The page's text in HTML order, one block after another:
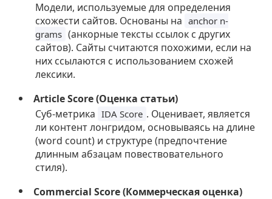
Модели, используемые для определения
схожести сайтов. Основаны на anchor n-
grams (анкорные тексты ссылок с других
сайтов). Сайты считаются похожими, если на
них ссылаются с использованием схожей
лексики.
Article Score (Оценка статьи)
Суб-метрика IDA Score . Оценивает, является
ли контент лонгридом, основываясь на длине
(word count) и структуре (предпочтение
длинным абзацам повествовательного
стиля).
Commercial Score (Коммерческая оценка)